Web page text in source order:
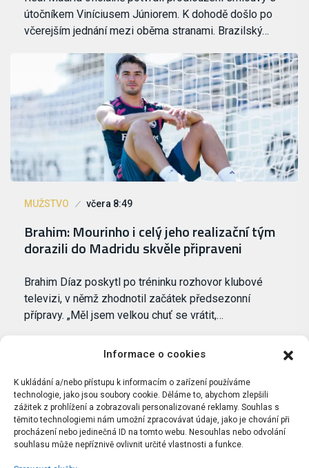
Informace o cookies
K ukládání a/nebo přístupu k informacím o zařízení používáme
technologie, jako jsou soubory cookie. Děláme to, abychom zlepšili
zážitek z prohlížení a zobrazovali personalizované reklamy. Souhlas s
těmito technologiemi nám umožní zpracovávat údaje, jako je chování při
procházení nebo jedinečná ID na tomto webu. Nesouhlas nebo odvolání
souhlasu může nepříznivě ovlivnit určité vlastnosti a funkce.
útočníkem Viníciusem Júniorem. K dohodě došlo po
včerejším jednání mezi oběma stranami. Brazilský…
MUŽSTVO včera 8:49
Brahim: Mourinho i celý jeho realizační tým
dorazili do Madridu skvěle připraveni
Brahim Díaz poskytl po tréninku rozhovor klubové
televizi, v němž zhodnotil začátek předsezonní
přípravy. „Měl jsem velkou chuť se vrátit,…